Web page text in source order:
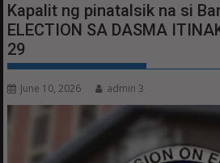
Kapalit ng pinatalsik na si
ELECTION SA DASMA
29
June 10, 2026 admin 3